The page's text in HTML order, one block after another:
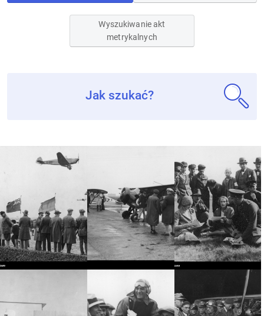
Wyszukiwanie akt
metrykalnych
Jak szukać?